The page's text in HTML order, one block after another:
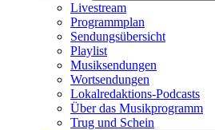
Livestream
Programmplan
Sendungsübersicht
Playlist
Musiksendungen
Wortsendungen
Lokalredaktions-Podcasts
Über das Musikprogramm
Trug und Schein